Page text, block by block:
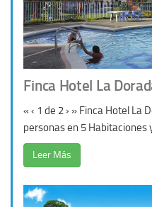
Finca Hotel La
« ‹ 1 de 2 › » Finca Hotel La
personas en 5 Habitaciones
Leer Más